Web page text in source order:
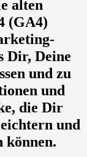
alten
(GA4)
Dir, Deine
und zu
und
die Dir
und
können.